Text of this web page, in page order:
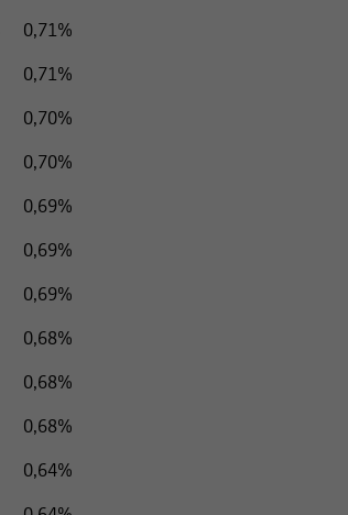
0,71%
0,71%
0,70%
0,70%
0,69%
0,69%
0,69%
0,68%
0,68%
0,68%
0,64%